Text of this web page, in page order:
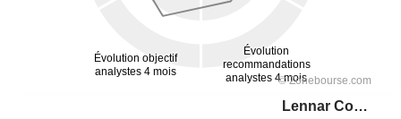
Lennar Corporation